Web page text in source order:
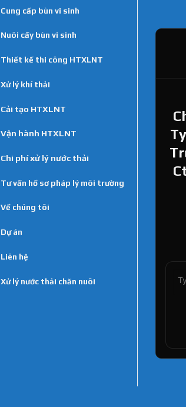
Cung cấp bùn vi sinh
Nuôi cấy bùn vi sinh
Thiết kế thi công HTXLNT
Xử lý khí thải
Cải tạo HTXLNT
Vận hành HTXLNT
Chi phí xử lý nước thải
Tư vấn hồ sơ pháp lý môi trường
Về chúng tôi
Dự án
Liên hệ
Xử lý nước thải chăn nuôi